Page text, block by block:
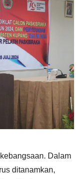
Dalam
ditanamkan,